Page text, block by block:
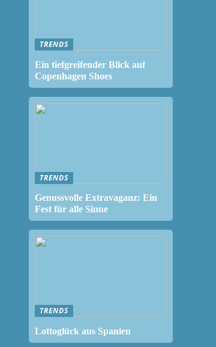
TRENDS
Ein tiefgreifender Blick auf
Copenhagen Shoes
TRENDS
Genussvolle Extravaganz: Ein
Fest für alle Sinne
TRENDS
Lottoglück aus Spanien